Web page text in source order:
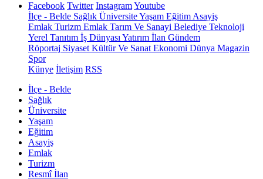
Facebook Twitter InstagramYoutube
İlçe - Belde Sağlık ÜniversiteYaşam Eğitim Asayiş
Emlak Turizm Emlak Tarım Ve Sanayi Belediye Teknoloji
Yerel Tanıtım İş Dünyası Yatırım İlan Gündem
Röportaj Siyaset Kültür Ve Sanat Ekonomi Dünya Magazin
Spor
Künye İletişim RSS
İlçe - Belde
Sağlık
Üniversite
Yaşam
Eğitim
Asayiş
Emlak
Turizm
Resmî İlan